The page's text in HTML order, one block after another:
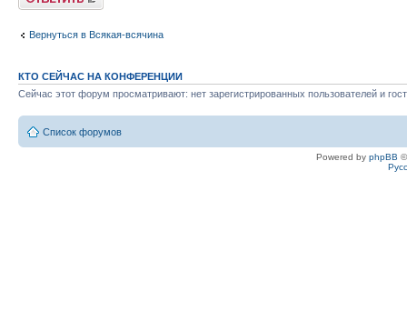
Вернуться в Всякая-всячина
КТО СЕЙЧАС НА КОНФЕРЕНЦИИ
Сейчас этот форум просматривают: нет зарегистрированных пользователей и
Список форумов
Powered by phpBB